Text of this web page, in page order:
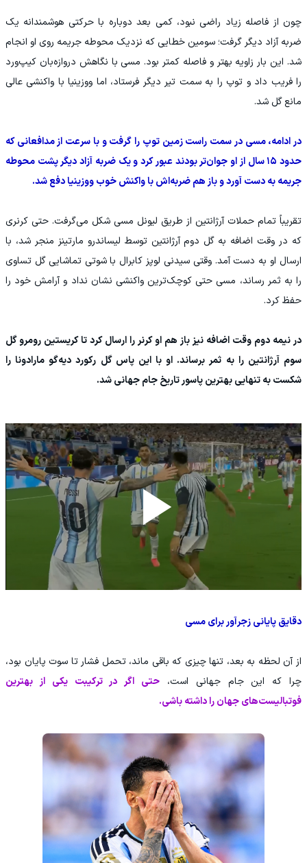
چون از فاصله زیاد راضی نبود، کمی بعد دوباره با حرکتی هوشمندانه یک
ضربه آزاد دیگر گرفت؛ سومین خطایی که نزدیک محوطه جریمه روی او انجام
شد. این بار زاویه بهتر و فاصله کمتر بود. مسی با نگاهش دروازه‌بان کیپ‌ورد
را فریب داد و توپ را به سمت تیر دیگر فرستاد، اما ووزینیا با واکنشی عالی
مانع گل شد.
در ادامه، مسی در سمت راست زمین توپ را گرفت و با سرعت از مدافعانی که
حدود ۱۵ سال از او جوان‌تر بودند عبور کرد و یک ضربه آزاد دیگر پشت محوطه
جریمه به دست آورد و باز هم ضربه‌اش با واکنش خوب ووزینیا دفع شد.
تقریباً تمام حملات آرژانتین از طریق لیونل مسی شکل می‌گرفت. حتی کرنری
که در وقت اضافه به گل دوم آرژانتین توسط لیساندرو مارتینز منجر شد، با
ارسال او به دست آمد. وقتی سیدنی لوپز کابرال با شوتی تماشایی گل تساوی
را به ثمر رساند، مسی حتی کوچک‌ترین واکنشی نشان نداد و آرامش خود را
حفظ کرد.
در نیمه دوم وقت اضافه نیز باز هم او کرنر را ارسال کرد تا کریستین رومرو گل
سوم آرژانتین را به ثمر برساند. او با این پاس گل رکورد دیه‌گو مارادونا را
شکست به تنهایی بهترین پاسور تاریخ جام جهانی شد.
دقایق پایانی زجرآور برای مسی
از آن لحظه به بعد، تنها چیزی که باقی ماند، تحمل فشار تا سوت پایان بود،
چرا که این جام جهانی است، حتی اگر در ترکیبت یکی از بهترین
فوتبالیست‌های جهان را داشته باشی.